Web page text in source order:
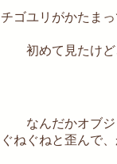
チゴユリがかたま
初めて見たけ
なんだかオブ
ぐねぐねと歪んで